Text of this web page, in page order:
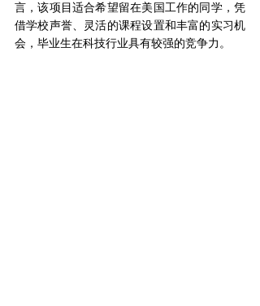
言，该项目适合希望留在美国工作的同学，凭
借学校声誉、灵活的课程设置和丰富的实习机
会，毕业生在科技行业具有较强的竞争力。